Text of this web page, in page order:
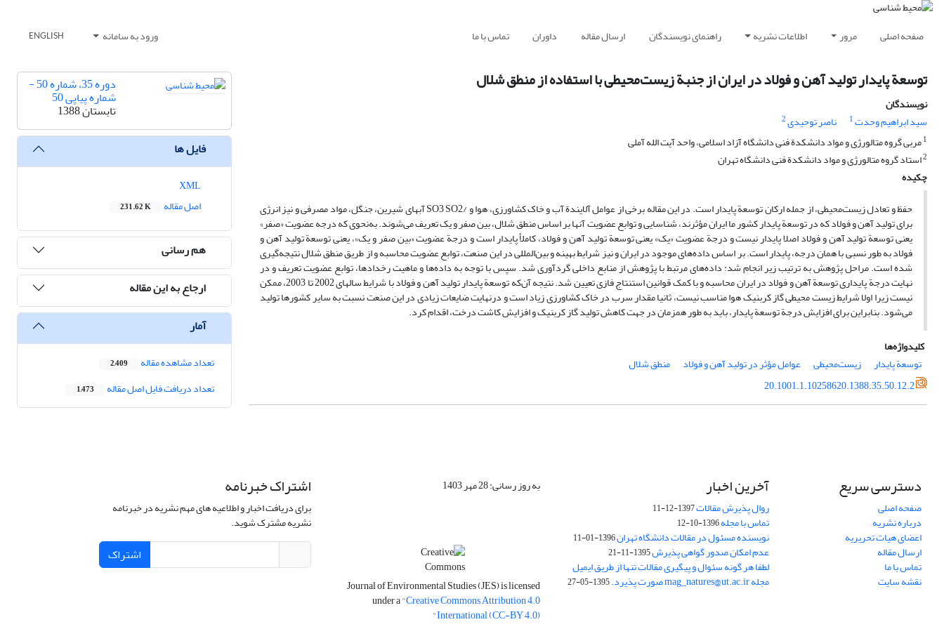
صفحه اصلی مرور اطلاعات نشریه راهنمای نویسندگان ارسال مقاله داوران تماس با ما ورود به سامانه ENGLISH
توسعة پایدار تولید آهن و فولاد در ایران از جنبة زیست‌محیطی با استفاده از منطق شلال
نویسندگان
سید ابراهیم وحدت1 ناصر توحیدی2
1مربی گروه متالورژی و مواد دانشکدة فنی دانشگاه آزاد اسلامی، واحد آیت الله آملی
2استاد گروه متالورژی و مواد دانشکدة فنی دانشگاه تهران
چکیده
حفظ و تعادل زیست‌محیطی، از جمله ارکان توسعة پایدار است. در این مقاله برخی از عوامل آلایندة آب و خاک کشاورزی، هوا و /SO3 SO2 آبهای شیرین، جنگل، مواد مصرفی و نیز انرژی
برای تولید آهن و فولاد که در توسعة پایدار کشور ما ایران مؤثرند، شناسایی و توابع عضویت آنها بر اساس منطق شلال، بین صفر و یک تعریف می‌شوند. به‌نحوی که درجه عضویت «صفر»
یعنی توسعة تولید آهن و فولاد اصلا پایدار نیست و درجة عضویت «یک» یعنی توسعة تولید آهن و فولاد، کاملأ پایدار است و درجة عضویت «بین صفر و یک»، یعنی توسعة تولید آهن و
فولاد به طور نسبی با همان درجه، پایدار است. بر اساس داده‌های موجود در ایران و نیز شرایط بهینه و بین‌المللی در این صنعت، توابع عضویت محاسبه و از طریق منطق شلال نتیجه‌گیری
شده است. مراحل پژوهش به ترتیب زیر انجام شد: داده‌های مرتبط با پژوهش از منابع داخلی گردآوری شد. سپس با توجه به داده‌ها و ماهیت رخدادها، توابع عضویت تعریف و در
نهایت درجة پایداری توسعة آهن و فولاد در ایران محاسبه و با کمک قوانین استنتاج فازی تعیین شد. نتیجه آن‌که توسعة پایدار تولید آهن و فولاد با شرایط سالهای 2002 تا 2003، ممکن
نیست زیرا اولا شرایط زیست محیطی گاز کربنیک هوا مناسب نیست، ثانیا مقدار سرب در خاک کشاورزی زیاد است و درنهایت ضایعات زیادی در این صنعت نسبت به سایر کشورها تولید
می‌شود. بنابراین برای افزایش درجة توسعة پایدار، باید به طور همزمان در جهت کاهش تولید گاز کربنیک و افزایش کاشت درخت، اقدام کرد.
کلیدواژه‌ها
توسعة پایدار
زیست‌محیطی عوامل مؤثر در تولید آهن و فولاد
منطق شلال
20.1001.1.10258620.1388.35.50.12.2
دوره 35، شماره 50 -
شماره پیاپی 50
تابستان 1388
فایل ها
اصل مقاله
231.62 K
هم رسانی
ارجاع به این مقاله
آمار
تعداد مشاهده مقاله 2,409
تعداد دریافت فایل اصل مقاله 1,473
دسترسی سریع
صفحه اصلی
درباره نشریه
اعضای هیات تحریریه
ارسال مقاله
تماس با ما
نقشه سایت
آخرین اخبار
روال پذیرش مقالات1397-12-11
تماس با مجله1396-10-12
نویسنده مسئول در مقالات دانشگاه تهران1396-01-11
عدم امکان صدور گواهی پذیرش1395-11-21
لطفا هر گونه سئوال و پیگیری مقالات تنها از طریق ایمیل
مجله mag_natures@ut.ac.ir صورت پذیرد. 1395-05-27
به روز رسانی: 28 مهر 1403
Journal of Environmental Studies (JES) is licensed
under a"Creative Commons Attribution 4.0
International (CC-BY 4.0)"
اشتراک خبرنامه
برای دریافت اخبار و اطلاعیه های مهم نشریه در خبرنامه
نشریه مشترک شوید.
اشتراک